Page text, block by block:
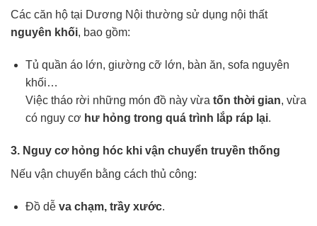
Các căn hộ tại Dương Nội thường sử dụng nội thất
nguyên khối, bao gồm:
Tủ quần áo lớn, giường cỡ lớn, bàn ăn, sofa nguyên
khối…
Việc tháo rời những món đồ này vừa tốn thời gian, vừa
có nguy cơ hư hỏng trong quá trình lắp ráp lại.
3. Nguy cơ hỏng hóc khi vận chuyển truyền thống
Nếu vận chuyển bằng cách thủ công:
Đồ dễ va chạm, trầy xước.